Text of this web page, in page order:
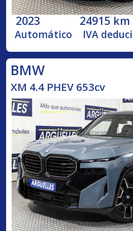
2023 24915 km
Automático IVA
BMW
XM 4.4 PHEV 653cv